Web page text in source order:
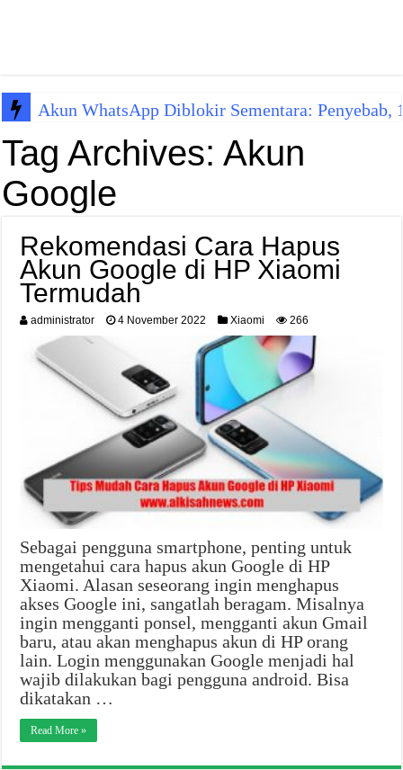
Akun WhatsApp Diblokir Sementara:
Tag Archives:Akun
Google
Rekomendasi Cara Hapus
Akun Google di HP Xiaomi
Termudah
administrator 4 November 2022 Xiaomi 266
Sebagai pengguna smartphone, penting untuk
mengetahui cara hapus akun Google di HP
Xiaomi. Alasan seseorang ingin menghapus
akses Google ini, sangatlah beragam. Misalnya
ingin mengganti ponsel, mengganti akun Gmail
baru, atau akan menghapus akun di HP orang
lain. Login menggunakan Google menjadi hal
wajib dilakukan bagi pengguna android. Bisa
dikatakan …
Read More »